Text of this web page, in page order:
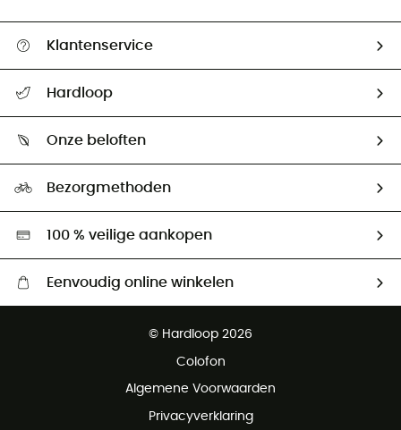
Klantenservice
Retourzendingen & Terugbetalingen
Hardloop
Ambassadeurs
Onze beloften
Hardgreen
Bezorgmethoden
100 % veilige aankopen
Eenvoudig online winkelen
Gratis retourneren binnen 100 dagen
© Hardloop 2026
Colofon
Algemene Voorwaarden
Privacyverklaring